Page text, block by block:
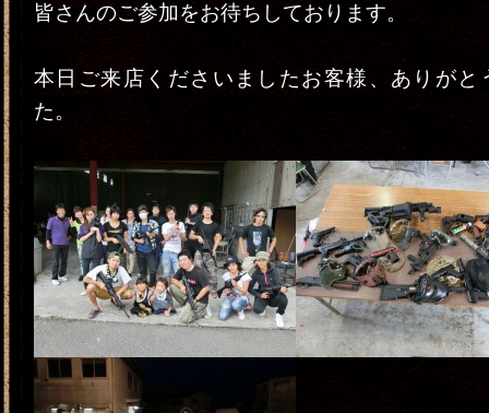
皆さんのご参加をお待ちしております。
本日ご来店くださいましたお客様、ありがと
た。